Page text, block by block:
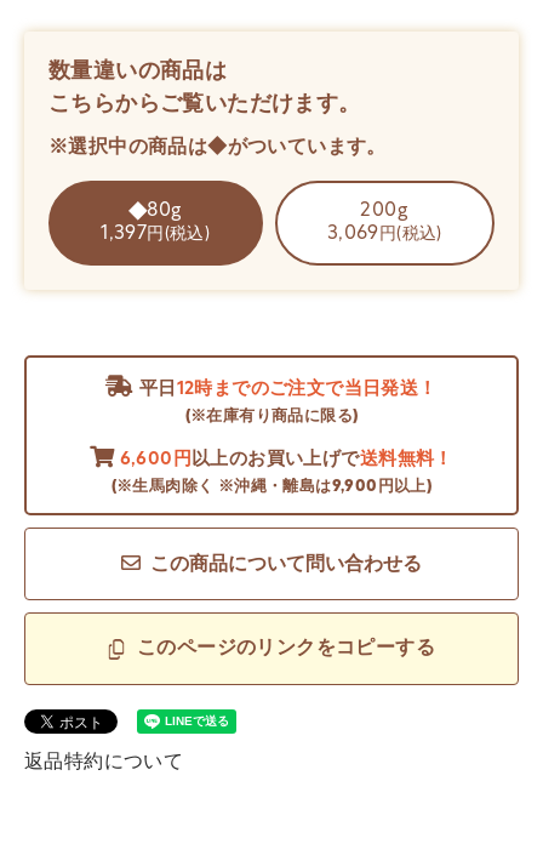
数量違いの商品は
こちらからご覧いただけます。
※選択中の商品は◆がついています。
80g
1,397円(税込)
200g
3,069 円(税込)
平日 12時までのご注文で当日発送！
(※在庫有り商品に限る)
6,600円 以上のお買い上げで送料無料！
(※生馬肉除く ※沖縄・離島は9,900円以上)
この商品について問い合わせる
このページのリンクをコピーする
返品特約について